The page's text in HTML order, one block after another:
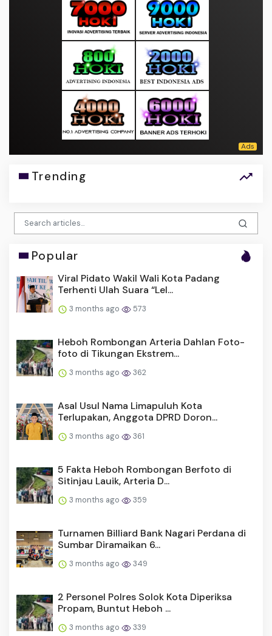
Trending
Popular
Viral Pidato Wakil Wali Kota Padang
Terhenti Ulah Suara “Lel...
3 months ago 573
Heboh Rombongan Arteria Dahlan Foto-
foto di Tikungan Ekstrem...
3 months ago 362
Asal Usul Nama Limapuluh Kota
Terlupakan, Anggota DPRD Doron...
3 months ago 361
5 Fakta Heboh Rombongan Berfoto di
Sitinjau Lauik, Arteria D...
3 months ago 359
Turnamen Billiard Bank Nagari Perdana di
Sumbar Diramaikan 6...
3 months ago 349
2 Personel Polres Solok Kota Diperiksa
Propam, Buntut Heboh ...
3 months ago 339